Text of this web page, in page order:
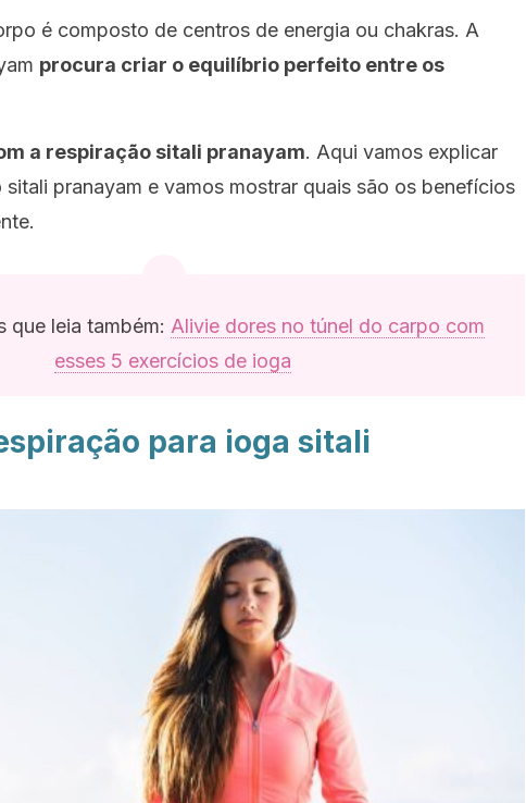
é composto de centros de energia ou chakras. A
procura criar o equilíbrio perfeito entre os
a respiração sitali pranayam. Aqui vamos explicar
pranayam e vamos mostrar quais são os benefícios
que leia também: Alivie dores no túnel do carpo com
esses 5 exercícios de ioga
para ioga sitali